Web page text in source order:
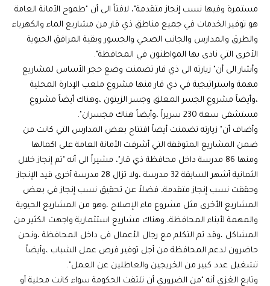
مستمرة وفيها نسب إنجاز متقدمة"، لافتاً الى أن "طموح الأمانة العامة
هو توفير الخدمات في جميع مناطق ذي قار من مشاريع الماء والكهرباء
والطرق والمدارس والجانب الصحي والجسور وبقية المرافق الحيوية
الأخرى التي نادى بها المواطنون في المحافظة".
وأشار الى أن" زيارته الى ذي قار تضمنت وضع حجر الأساس لمشاريع
مهمة واستراتيجية في ذي قار منها مشروع ملعب الإدارة المحلية
،وأيضاً مشروع الجسر المعلق وجسر الزيتون ،وهناك أيضاً مشروع
مستشفى سعة 230 سريراً ،وأيضاً هناك مجسران".
وأضاف أن" زيارته تضمنت أيضاً افتتاح بعض المدارس التي كانت من
ضمن المشاريع المتوقفة التي أشرفت الأمانة العامة على اكمالها
ومنها 86 مدرسة داخل محافظة ذي قار"، مشيراً الى أنه "تم إنجاز خلال
الثمانية أشهر السابقة 32 مدرسة ،ولا تزال 28 مدرسة أخرى قيد الإنجاز
وحققت نسب إنجاز متقدمة، فضلاً عن تحقيق نسب إنجاز في بعض
المشاريع الأخرى مثل مشروع ماء الإصلاح ،وهو من المشاريع الحيوية
والمهمة لأبناء المحافظة، وهناك مشاريع استثمارية واجهت الكثير من
المشاكل ،وقد تم التكلم مع رجال الأعمال في داخل المحافظة ،ونحن
حاضرون لدعم المحافظة من أجل توفير فرص عمل الشباب ،وأيضاً
تشغيل عدد كبير من الخريجين والعاطلين عن العمل".
وتابع الغزي أنه "من الضروري أن تلتفت الحكومة سواء كانت محلية أو